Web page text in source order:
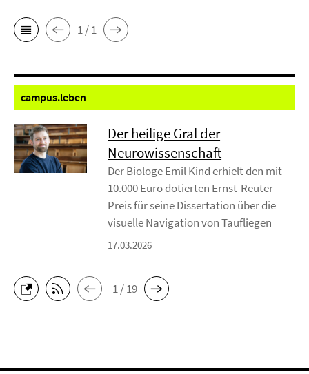
1 / 1
campus.leben
Der heilige Gral der
Neurowissenschaft
Der Biologe Emil Kind erhielt den mit
10.000 Euro dotierten Ernst-Reuter-
Preis für seine Dissertation über die
visuelle Navigation von Taufliegen
17.03.2026
1 / 19